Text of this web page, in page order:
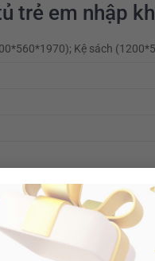
trẻ em nhập
Kệ sách
lacker cao cấp đã qua
toàn thân thiện và an